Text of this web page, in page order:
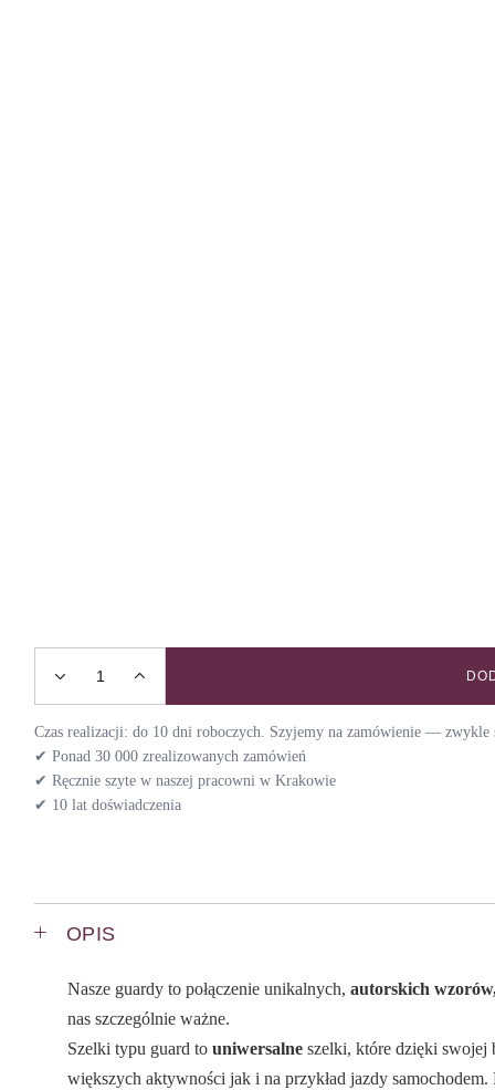
Szelki guard MEADOW / DAY quantity
Czas realizacji: do 10 dni roboczych. Szyjemy na zamówienie — zwykle
✔ Ponad 30 000 zrealizowanych zamówień
✔ Ręcznie szyte w naszej pracowni w Krakowie
✔ 10 lat doświadczenia
OPIS
Nasze guardy to połączenie unikalnych,autorskich
nas szczególnie ważne.
Szelki typu guard touniwersalneszelki, które dzięki swojej
większych aktywności jak i na przykład jazdy